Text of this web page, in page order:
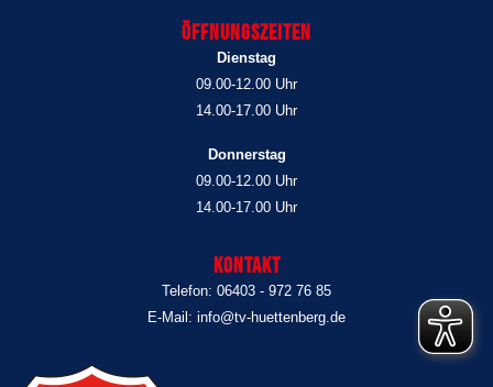
Öffnungszeiten
Dienstag
09.00-12.00 Uhr
14.00-17.00 Uhr
Donnerstag
09.00-12.00 Uhr
14.00-17.00 Uhr
Kontakt
Telefon: 06403 - 972 76 85
E-Mail: info@tv-huettenberg.de